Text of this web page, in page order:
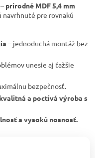
prírodné MDF 5,4 mm
navrhnuté pre rovnakú
– jednoduchá montáž bez
unesie aj ťažšie
bezpečnosť.
kvalitná a poctivá výroba s
a vysokú nosnosť.